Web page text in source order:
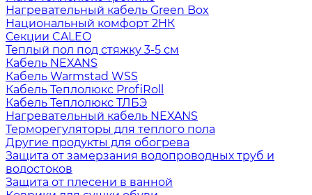
Нагревательный кабель Green Box
Национальный комфорт 2НК
Секции CALEO
Теплый пол под стяжку 3-5 см
Кабель NEXANS
Кабель Warmstad WSS
Кабель Теплолюкс ProfiRoll
Кабель Теплолюкс ТЛБЭ
Нагревательный кабель NEXANS
Терморегуляторы для теплого пола
Другие продукты для обогрева
Защита от замерзания водопроводных труб и
водостоков
Защита от плесени в ванной